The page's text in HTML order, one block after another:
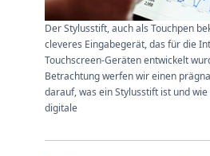
Der Stylusstift, auch als Touchpen
cleveres Eingabegerät, das für die
Touchscreen-Geräten entwickelt
Betrachtung werfen wir einen
darauf, was ein Stylusstift ist und
digitale